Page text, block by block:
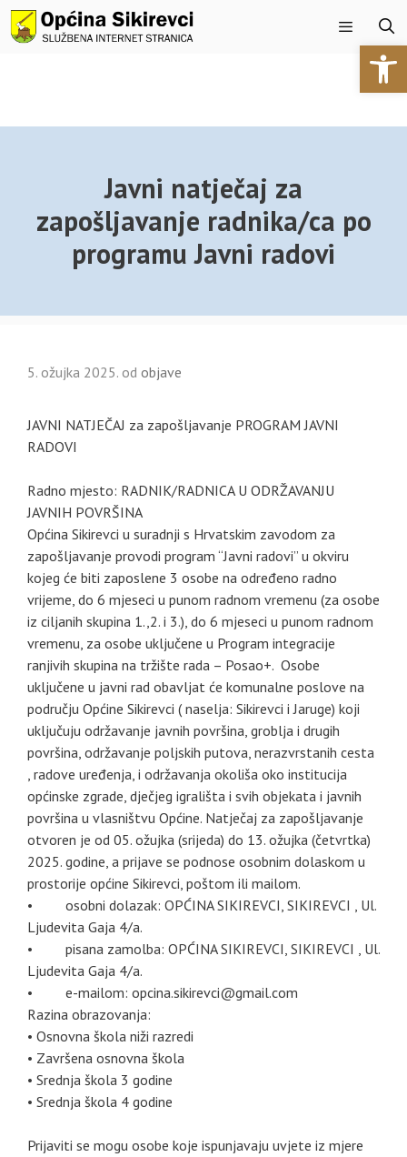
Preskoči
na
Izbornik
Javni natječaj za
zapošljavanje radnika/ca po
programu Javni radovi
5. ožujka 2025. od objave
JAVNI NATJEČAJ za zapošljavanje PROGRAM JAVNI
RADOVI
Radno mjesto: RADNIK/RADNICA U ODRŽAVANJU
JAVNIH POVRŠINA
Općina Sikirevci u suradnji s Hrvatskim zavodom za
zapošljavanje provodi program “Javni radovi” u okviru
kojeg će biti zaposlene 3 osobe na određeno radno
vrijeme, do 6 mjeseci u punom radnom vremenu (za osobe
iz ciljanih skupina 1.,2. i 3.), do 6 mjeseci u punom radnom
vremenu, za osobe uključene u Program integracije
ranjivih skupina na tržište rada – Posao+. Osobe
uključene u javni rad obavljat će komunalne poslove na
području Općine Sikirevci ( naselja: Sikirevci i Jaruge) koji
uključuju održavanje javnih površina, groblja i drugih
površina, održavanje poljskih putova, nerazvrstanih cesta
, radove uređenja, i održavanja okoliša oko institucija
općinske zgrade, dječjeg igrališta i svih objekata i javnih
površina u vlasništvu Općine. Natječaj za zapošljavanje
otvoren je od 05. ožujka (srijeda) do 13. ožujka (četvrtka)
2025. godine, a prijave se podnose osobnim dolaskom u
prostorije općine Sikirevci, poštom ili mailom.
• osobni dolazak: OPĆINA SIKIREVCI, SIKIREVCI , Ul.
Ljudevita Gaja 4/a.
• pisana zamolba: OPĆINA SIKIREVCI, SIKIREVCI , Ul.
Ljudevita Gaja 4/a.
• e-mailom: opcina.sikirevci@gmail.com
Razina obrazovanja:
• Osnovna škola niži razredi
• Završena osnovna škola
• Srednja škola 3 godine
• Srednja škola 4 godine
Prijaviti se mogu osobe koje ispunjavaju uvjete iz mjere